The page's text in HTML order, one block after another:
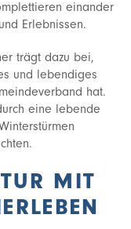
einander
Erlebnissen.
trägt dazu bei,
und lebendiges
hat.
eine lebende
MIT